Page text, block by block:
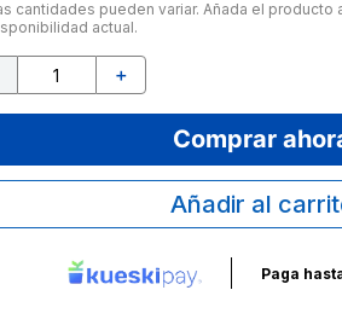
cantidades pueden variar. Añada el producto
actual.
＋
Comprar
Añadir al
Paga